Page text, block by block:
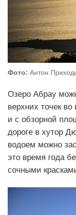
Фото: Антон
Озеро Абрау
верхних точек
и с обзорной
дороге в хутор
водоем можно
это время года
сочными